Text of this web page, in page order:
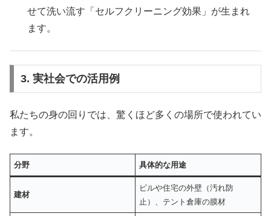
せて洗い流す「セルフクリーニング効果」が生まれ
ます。
3. 実社会での活用例
私たちの身の回りでは、驚くほど多くの場所で使われてい
ます。
分野 具体的な用途
建材
ビルや住宅の外壁（汚れ防
止）、テント倉庫の膜材